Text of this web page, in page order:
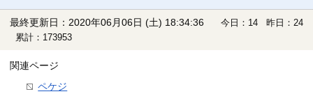
最終更新日：2020年06月06日 (土) 18:34:36
今日：14 昨日：24
累計：173953
関連ページ
ペケジ